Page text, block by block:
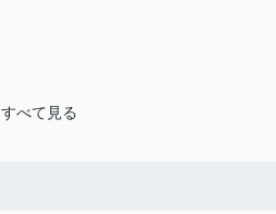
すべて見る